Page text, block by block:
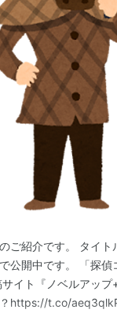
ご紹介です。 タイ
公開中です。 「探
イト『ノベルアッ
？https://t.co/